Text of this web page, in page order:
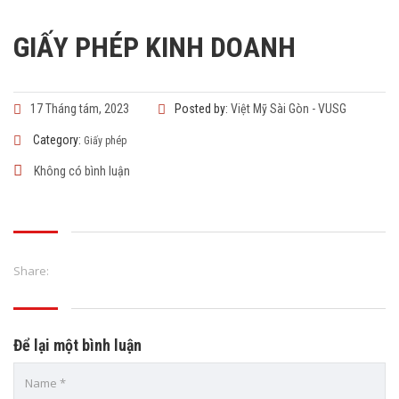
GIẤY PHÉP KINH DOANH
17 Tháng tám, 2023 Posted by: Việt Mỹ Sài Gòn - VUSG
Category: Giấy phép
Không có bình luận
Share:
Để lại một bình luận